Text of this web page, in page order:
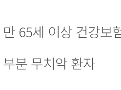
만 65세 이상 건강보
부분 무치악 환자